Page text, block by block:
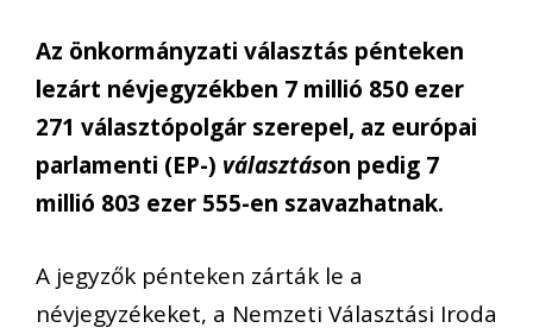
Az önkormányzati választás pénteken
lezárt névjegyzékben 7 millió 850 ezer
271 választópolgár szerepel, az európai
parlamenti (EP-) választáson pedig 7
millió 803 ezer 555-en szavazhatnak.
A jegyzők pénteken zárták le a
névjegyzékeket, a Nemzeti Választási Iroda